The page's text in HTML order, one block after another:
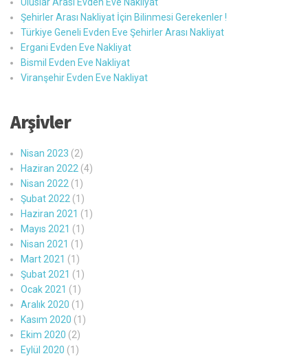
Şehirler Arası Nakliyat İçin Bilinmesi Gerekenler !
Türkiye Geneli Evden Eve Şehirler Arası Nakliyat
Ergani Evden Eve Nakliyat
Bismil Evden Eve Nakliyat
Viranşehir Evden Eve Nakliyat
Arşivler
Nisan 2023 (2)
Haziran 2022 (4)
Nisan 2022 (1)
Şubat 2022 (1)
Haziran 2021 (1)
Mayıs 2021 (1)
Nisan 2021 (1)
Mart 2021 (1)
Şubat 2021 (1)
Ocak 2021 (1)
Aralık 2020 (1)
Kasım 2020 (1)
Ekim 2020 (2)
Eylül 2020 (1)